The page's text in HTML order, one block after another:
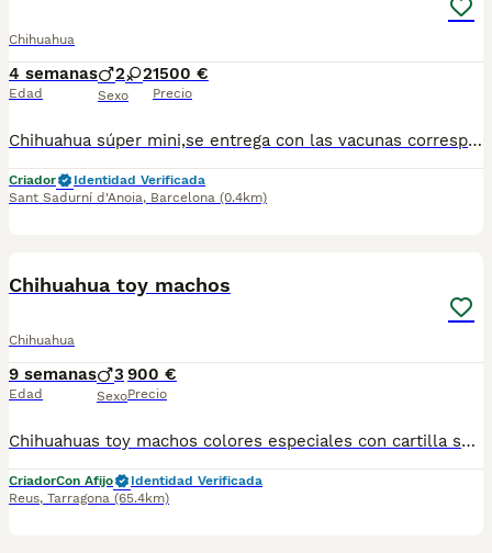
Chihuahua
4 semanas
Edad
2 2
Sexo
1500 €
Precio
Chihuahua súper mini,se entrega con las vacunas correspondientes chip y kip alimentación.Para más información escribir o llamar al 682908382
Criador
Identidad Verificada
Sant Sadurní d'Anoia, Barcelona (0.4km)
Chihuahua toy machos
Chihuahua
9 semanas
Edad
3
Sexo
900 €
Precio
Chihuahuas toy machos colores especiales con cartilla sanitaria vacuna chip desparasitación con garantía víricas y congenitas
CriadorCon Afijo
Identidad Verificada
Reus, Tarragona (65.4km)